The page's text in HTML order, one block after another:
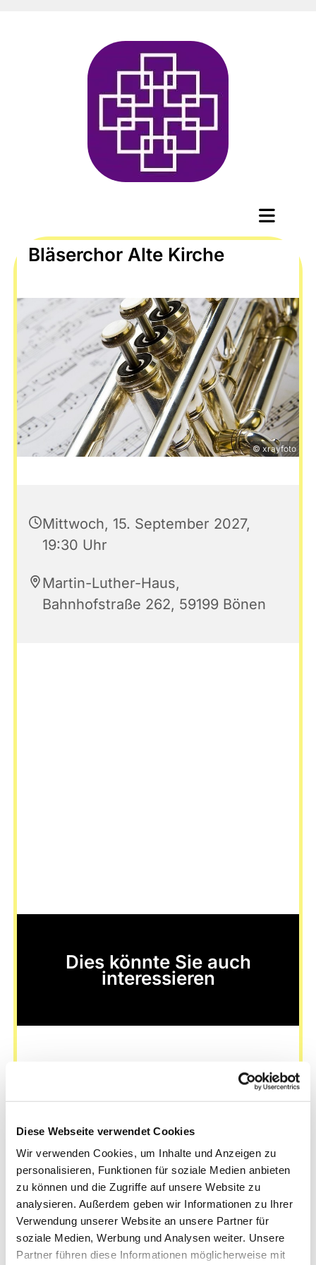
Diese Webseite verwendet Cookies
Wir verwenden Cookies, um Inhalte und Anzeigen zu
personalisieren, Funktionen für soziale Medien anbieten
zu können und die Zugriffe auf unsere Website zu
analysieren. Außerdem geben wir Informationen zu Ihrer
Verwendung unserer Website an unsere Partner für
soziale Medien, Werbung und Analysen weiter. Unsere
Partner führen diese Informationen möglicherweise mit
Bläserchor Alte Kirche
© xrayfoto
Mittwoch, 15. September 2027,
19:30 Uhr
Martin-Luther-Haus,
Bahnhofstraße 262, 59199 Bönen
Dies könnte Sie auch
interessieren